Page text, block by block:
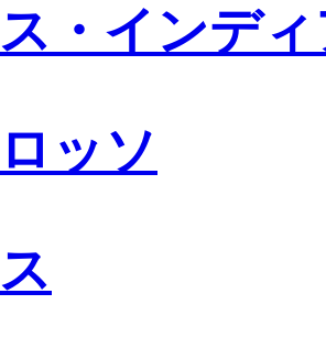
・インデ
ッソ